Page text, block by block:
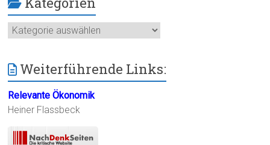
Kategorien
Weiterführende Links:
Relevante Ökonomik
Heiner Flassbeck